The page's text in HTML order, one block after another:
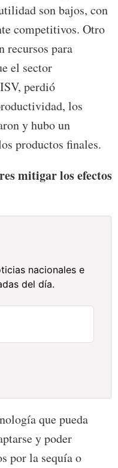
son bajos, con
competitivos. Otro
recursos para
el sector
perdió
los
y hubo un
productos finales.
mitigar los efectos
nacionales e
del día.
que pueda
y poder
por la sequía o